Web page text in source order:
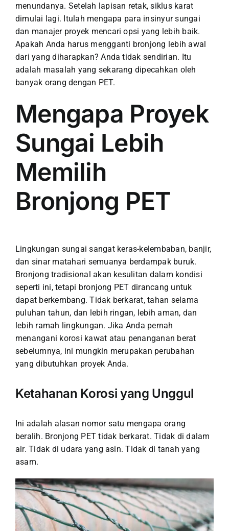
menundanya. Setelah lapisan retak, siklus karat
dimulai lagi. Itulah mengapa para insinyur sungai
dan manajer proyek mencari opsi yang lebih baik.
Apakah Anda harus mengganti bronjong lebih awal
dari yang diharapkan? Anda tidak sendirian. Itu
adalah masalah yang sekarang dipecahkan oleh
banyak orang dengan PET.
Mengapa Proyek
Sungai Lebih
Memilih
Bronjong PET
Lingkungan sungai sangat keras-kelembaban, banjir,
dan sinar matahari semuanya berdampak buruk.
Bronjong tradisional akan kesulitan dalam kondisi
seperti ini, tetapi bronjong PET dirancang untuk
dapat berkembang. Tidak berkarat, tahan selama
puluhan tahun, dan lebih ringan, lebih aman, dan
lebih ramah lingkungan. Jika Anda pernah
menangani korosi kawat atau penanganan berat
sebelumnya, ini mungkin merupakan perubahan
yang dibutuhkan proyek Anda.
Ketahanan Korosi yang Unggul
Ini adalah alasan nomor satu mengapa orang
beralih. Bronjong PET tidak berkarat. Tidak di dalam
air. Tidak di udara yang asin. Tidak di tanah yang
asam.